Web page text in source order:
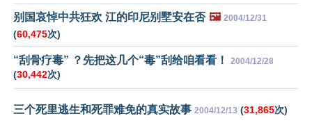
别国哀悼中共狂欢 江的印尼别墅安在否 🖼️ 2004/12/31
(60,475次)
“刮骨疗毒” ？先把这几个“毒”刮给咱看看！ 2004/12/28
(30,442次)
三个死里逃生和死罪难免的真实故事 2004/12/13 (31,865次)